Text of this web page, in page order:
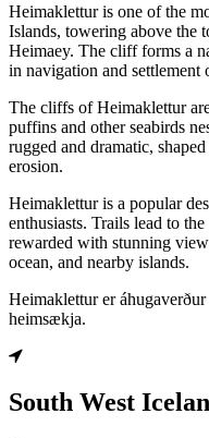
Heimaklettur is one of the
Islands, towering above the
Heimaey. The cliff forms a
in navigation and settlement
The cliffs of Heimaklettur
puffins and other seabirds
rugged and dramatic,
erosion.
Heimaklettur is a popular
enthusiasts. Trails lead to
rewarded with stunning
ocean, and nearby islands.
Heimaklettur er
heimsækja.
South West